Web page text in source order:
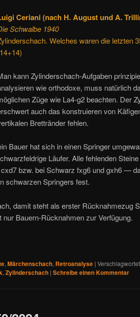
Ceriani (nach H. August und A.
Schwalbe 1940
Welches waren die letzten
kann Zylinderschach-Aufgaben
wie orthodoxe, muss natürlich
Züge wie La4-g2 beachten. Der
auch das konstruieren von
Brettränder fehlen.
Bauer hat sich in einen Springer
Läufer. Alle fehlenden
bzw. bei Schwarz fxg6 und gxh6 —
schwarzen Springers fest.
damit steht als erster Rücknahmezug
Bauern-Rücknahmen zur Verfügung.
, Märchenschach, Retroanalyse |
, Zylinderschach | Schreibe einen Kommentar